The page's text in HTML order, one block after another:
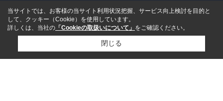
当サイトでは、お客様の当サイト利用状況把握、サービス向上検討を目的と
して、クッキー（Cookie）を使用しています。
詳しくは、当社の 「Cookieの取扱いについて」 をご確認ください。
閉じる